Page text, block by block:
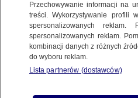
Udostępnij
- Niemcy stoją po
chcą korzystać z prawa
i zgromadzeń -
Przechowywanie informacji na
treści. Wykorzystywanie profili
spersonalizowanych
spersonalizowanych reklam.
kombinacji danych z różnych
do wyboru reklam.
Lista partnerów (dostawców)